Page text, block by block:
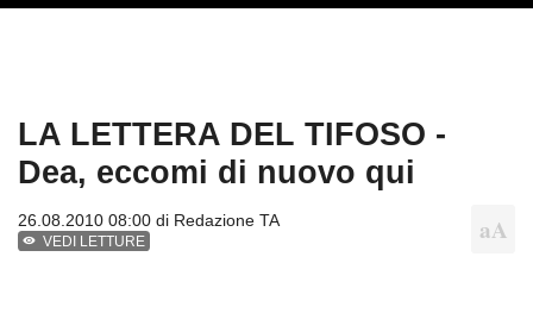
LA LETTERA DEL TIFOSO -
Dea, eccomi di nuovo qui
26.08.2010 08:00 di Redazione TA
VEDI LETTURE